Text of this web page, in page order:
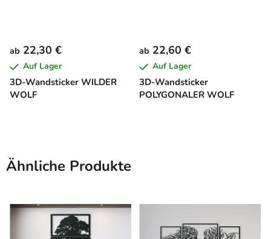
3D-Wandsticker WILDER
WOLF
ab 22,30 €
Auf Lager
3D-Wandsticker
POLYGONALER WOLF
ab 22,60 €
Auf Lager
Ähnliche Produkte